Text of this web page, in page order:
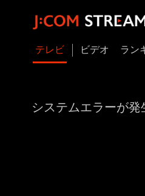
テレビ ビデオ ラン
システムエラーが